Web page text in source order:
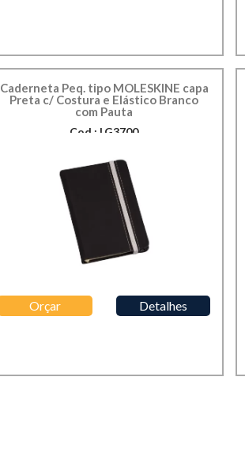
Caderneta Peq. tipo MOLESKINE capa
Preta c/ Costura e Elástico Branco
com Pauta
Cod.: LG3700
Orçar Detalhes